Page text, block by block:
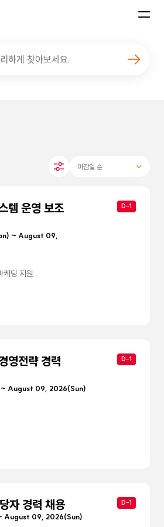
하게 찾아보세요.
템 운영 보조
~ August 09,
D-1
팅 지원
영전략 경력
August 09, 2026(Sun)
D-1
자 경력 채용
August 09, 2026(Sun)
D-1